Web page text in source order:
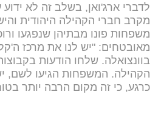
לדברי ארג'ואן, בשלב זה לא
מקרב חברי הקהילה היהודית
משפחות פונו מבתיהן שנפגעו
מאובטחים: "יש לנו את מרכז
בוונצואלה. שלחו הודעות
הקהילה. המשפחות הגיעו לשם,
כרגע, כי זה מקום הרבה יותר